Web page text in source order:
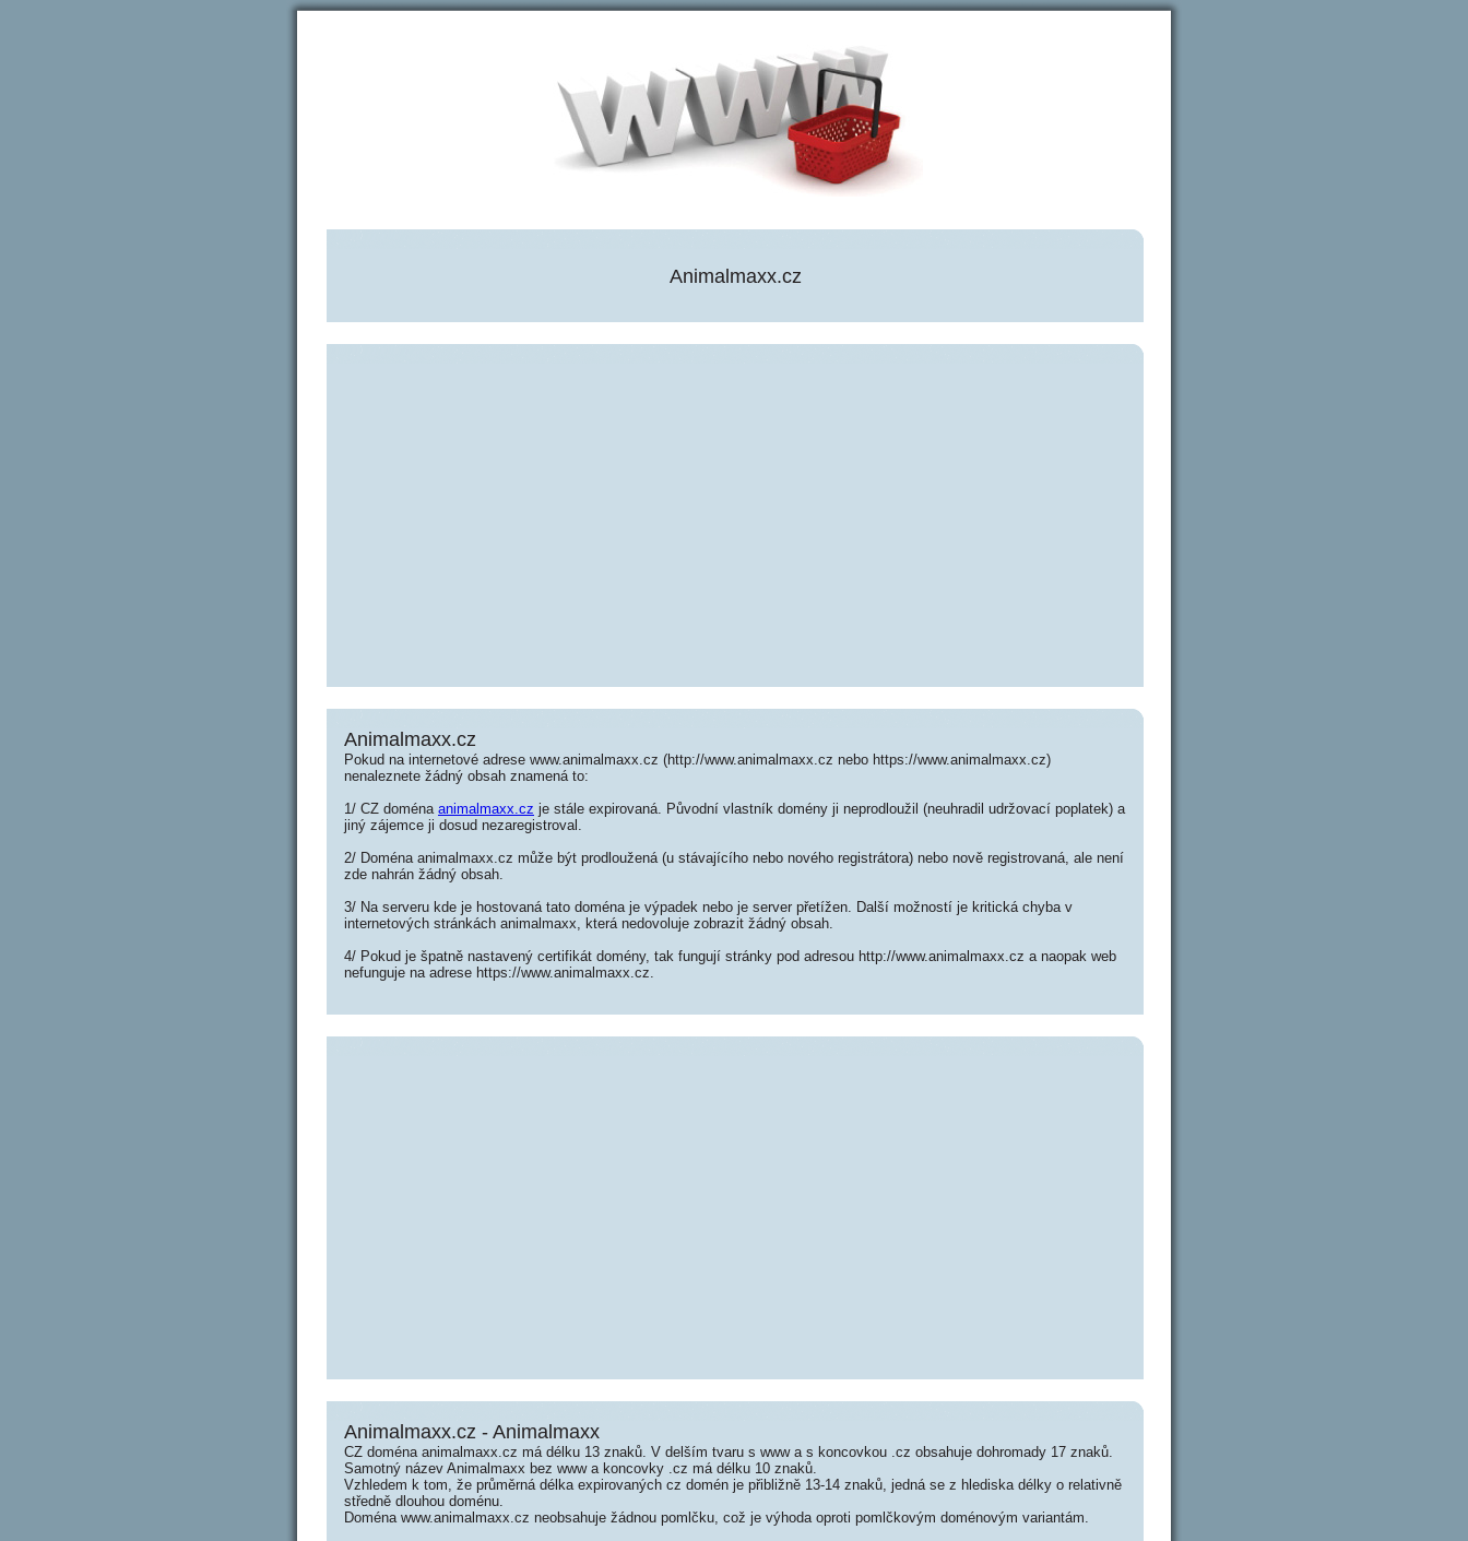
Animalmaxx.cz
Animalmaxx.cz
Pokud na internetové adrese www.animalmaxx.cz (http://www.animalmaxx.cz nebo https://www.animalmaxx.cz)
nenaleznete žádný obsah znamená to:
1/ CZ doména animalmaxx.cz je stále expirovaná. Původní vlastník domény ji neprodloužil (neuhradil udržovací poplatek) a
jiný zájemce ji dosud nezaregistroval.
2/ Doména animalmaxx.cz může být prodloužená (u stávajícího nebo nového registrátora) nebo nově registrovaná, ale není
zde nahrán žádný obsah.
3/ Na serveru kde je hostovaná tato doména je výpadek nebo je server přetížen. Další možností je kritická chyba v
internetových stránkách animalmaxx, která nedovoluje zobrazit žádný obsah.
4/ Pokud je špatně nastavený certifikát domény, tak fungují stránky pod adresou http://www.animalmaxx.cz a naopak web
nefunguje na adrese https://www.animalmaxx.cz.
Animalmaxx.cz - Animalmaxx
CZ doména animalmaxx.cz má délku 13 znaků. V delším tvaru s www a s koncovkou .cz obsahuje dohromady 17 znaků.
Samotný název Animalmaxx bez www a koncovky .cz má délku 10 znaků.
Vzhledem k tom, že průměrná délka expirovaných cz domén je přibližně 13-14 znaků, jedná se z hlediska délky o relativně
středně dlouhou doménu.
Doména www.animalmaxx.cz neobsahuje žádnou pomlčku, což je výhoda oproti pomlčkovým doménovým variantám.